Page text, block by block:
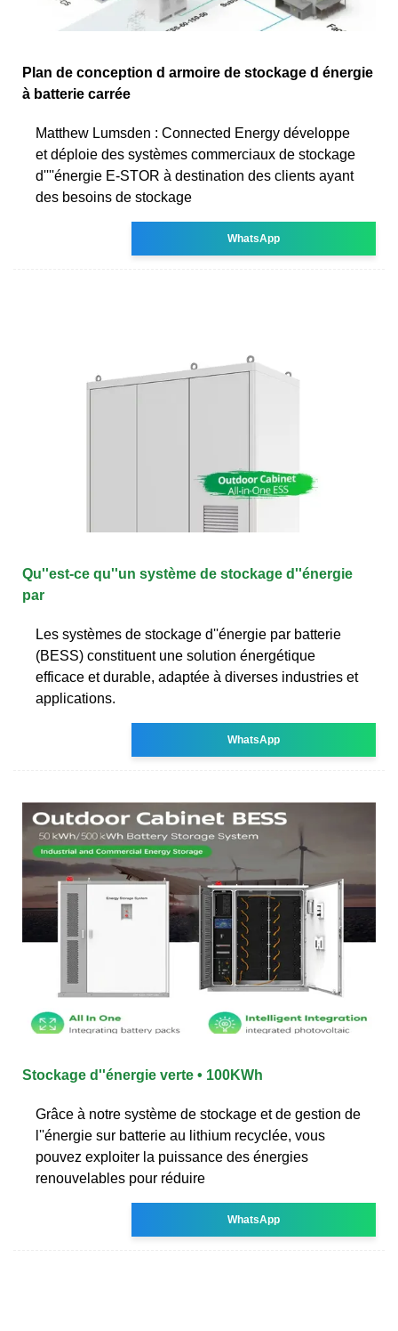
Plan de conception d armoire de stockage d énergie
à batterie carrée
Matthew Lumsden : Connected Energy développe
et déploie des systèmes commerciaux de stockage
d''''énergie E-STOR à destination des clients ayant
des besoins de stockage
WhatsApp
Qu''est-ce qu''un système de stockage d''énergie
par
Les systèmes de stockage d''énergie par batterie
(BESS) constituent une solution énergétique
efficace et durable, adaptée à diverses industries et
applications.
WhatsApp
Stockage d''énergie verte • 100KWh
Grâce à notre système de stockage et de gestion de
l''énergie sur batterie au lithium recyclée, vous
pouvez exploiter la puissance des énergies
renouvelables pour réduire
WhatsApp